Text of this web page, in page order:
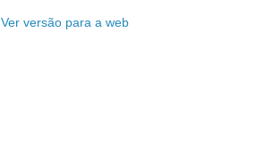
Ver versão para a web